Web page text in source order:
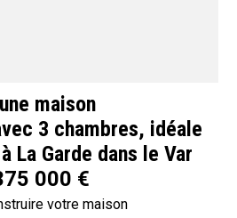
maison
3 chambres, idéale
La Garde dans le Var
000 €
votre maison